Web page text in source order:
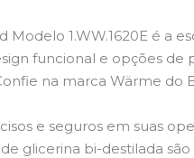
Modelo 1.WW.1620E é a
funcional e opções
na marca Wärme
e seguros em suas
glicerina bi-destilada